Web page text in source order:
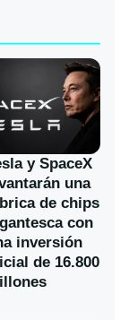
y SpaceX
una
de chips
con
inversión
de 16.800